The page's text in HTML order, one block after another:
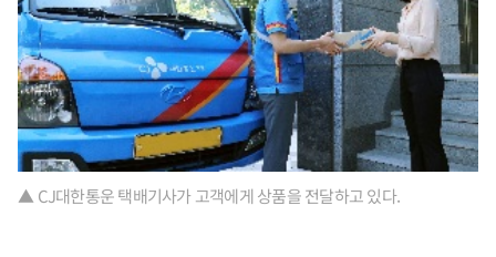
▲ CJ대한통운 택배기사가 고객에게 상품을 전달하고 있다.